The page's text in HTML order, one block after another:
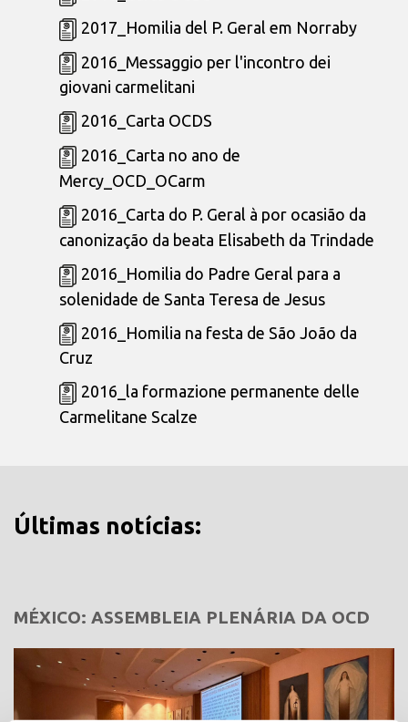
2017_Homilia del P. Geral em Norraby
2016_Messaggio per l'incontro dei
giovani carmelitani
2016_Carta OCDS
2016_Carta no ano de
Mercy_OCD_OCarm
2016_Carta do P. Geral à por ocasião da
canonização da beata Elisabeth da Trindade
2016_Homilia do Padre Geral para a
solenidade de Santa Teresa de Jesus
2016_Homilia na festa de São João da
Cruz
2016_la formazione permanente delle
Carmelitane Scalze
Últimas notícias:
MÉXICO: ASSEMBLEIA PLENÁRIA DA OCD